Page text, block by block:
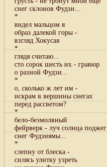
снег склонов Фудзи...
*
видел мальцом я
образ далекой горы -
взгляд Хокусая
*
глядя считаю...
сто сорок шесть их - гравюр
о разной Фудзи...
*
о, сколько ж лет им -
искрам в вершины снегах
перед рассветом?
*
бело-безмолвный
фейрверк - луч солнца поджег
снег Фудзиямы...
*
слепну от блеска -
силясь улитку узреть